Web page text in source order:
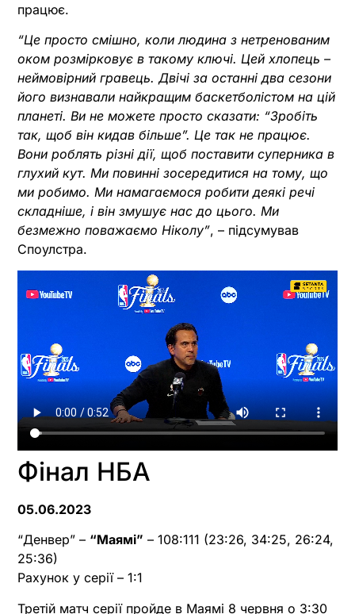
працює.
“Це просто смішно, коли людина з нетренованим
оком розмірковує в такому ключі. Цей хлопець –
неймовірний гравець. Двічі за останні два сезони
його визнавали найкращим баскетболістом на цій
планеті. Ви не можете просто сказати: “Зробіть
так, щоб він кидав більше”. Це так не працює.
Вони роблять різні дії, щоб поставити суперника в
глухий кут. Ми повинні зосередитися на тому, що
ми робимо. Ми намагаємося робити деякі речі
складніше, і він змушує нас до цього. Ми
безмежно поважаємо Ніколу”, – підсумував
Споулстра.
Фінал НБА
05.06.2023
“Денвер” – “Маямі” – 108:111 (23:26, 34:25, 26:24,
25:36)
Рахунок у серії – 1:1
Третій матч серії пройде в Маямі 8 червня о 3:30